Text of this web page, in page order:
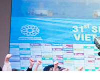
교직원현황
학생현황
위치/전화
전경사진